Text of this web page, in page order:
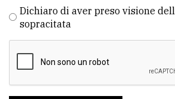
Dichiaro di aver preso visione
sopracitata